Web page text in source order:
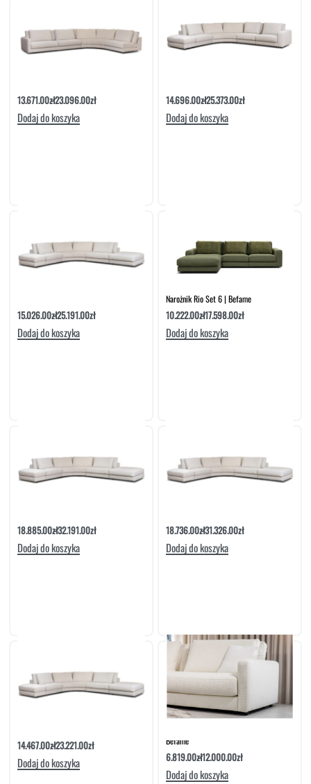
13.671.00zł23.096.00zł
Dodaj do koszyka
14.696.00zł25.373.00zł
Dodaj do koszyka
15.026.00zł25.191.00zł
Dodaj do koszyka
Narożnik Rio Set 6 | Befame
10.222.00zł17.598.00zł
Dodaj do koszyka
18.885.00zł32.191.00zł
Dodaj do koszyka
18.736.00zł31.326.00zł
Dodaj do koszyka
14.467.00zł23.221.00zł
Dodaj do koszyka
Befame
6.819.00zł12.000.00zł
Dodaj do koszyka